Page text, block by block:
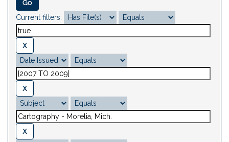
Current filters: